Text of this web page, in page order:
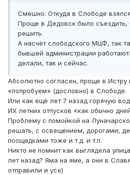
Смешно. Откуда в Слободе
Проще в Дедовск было съездить,
решить.
А насчёт слободского МЦФ, так
бывшей администрации
делали, так и сейчас.
Абсолютно согласен, проще в Истру
«попробуем» (дословно) в Слободе.
Или как ещё лет 7 назад горячую
ИХ летних отпусков «как обычно
Проблему с помойкой на
решать, с освещением, дорогами,
поощадками тоже и т.д. и т.п.
Никто не помнит как выглядела
лет назад? Яма на яме, а они в
отправили и усе)